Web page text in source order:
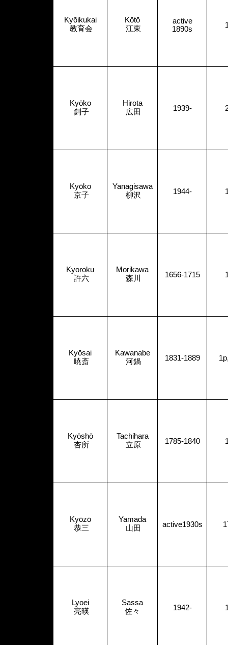
Kyōikukai
教育会
Kōtō
江東
active
1890s
Kyōko
釗子
Hirota
広田
1939-
Kyōko
京子
Yanagisawa
柳沢
1944-
Kyoroku
許六
Morikawa
森川
1656-1715
Kyōsai
暁斎
Kawanabe
河鍋
1831-1889
Kyōshō
杏所
Tachihara
立原
1785-1840
Kyōzō
恭三
Yamada
山田
active1930s
Lyoei
亮暎
Sassa
佐々
1942-